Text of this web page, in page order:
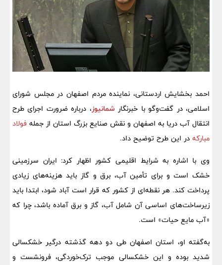
احمد بخشایش اردستانی، نماینده مردم اصفهان در مجلس شورای
اسلامی، در گفت‌وگو با خبرنگار شمانیوز، درباره ضرورت اجرای طرح
انتقال آب دریا به اصفهان و نقش صنایع بزرگ استان از جمله فولاد
مبارکه در این طرح توضیح داد.
وی با اشاره به شرایط اقلیمی کشور اظهار کرد: ایران سرزمینی
خشک است و برای تأمین آب، برق و گاز باید هزینه‌های زیادی
پرداخت کند. هر نقطه‌ای از کشور که قرار است آباد شود، ابتدا باید
زیرساخت‌های اساسی آن شامل آب، گاز و برق آماده باشد، چرا که
«آب مایع حیات» است.
به‌گفته او، استان اصفهان طی دو دهه گذشته درگیر خشکسالی
شدید بوده و این خشکسالی موجب ترک‌خوردگی، فرونشست و